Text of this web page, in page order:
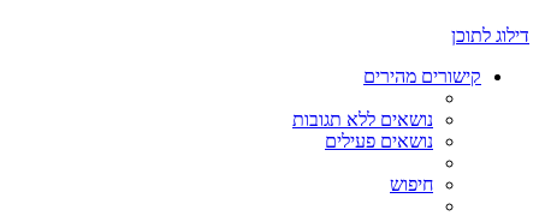
דילוג לתוכן
קישורים מהירים
נושאים ללא תגובות
נושאים פעילים
חיפוש